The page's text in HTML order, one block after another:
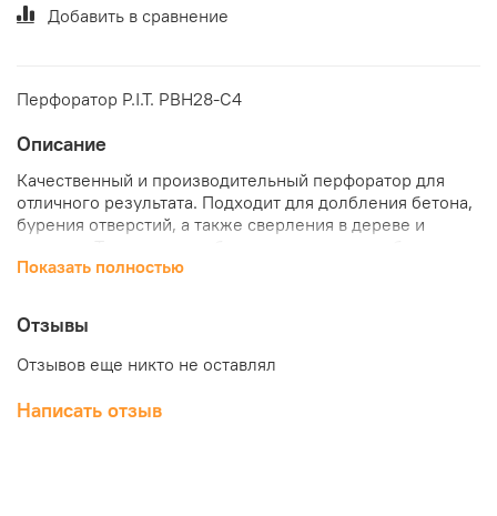
Добавить в сравнение
Перфоратор P.I.T. PBH28-C4
Описание
Качественный и производительный перфоратор для
отличного результата. Подходит для долбления бетона,
бурения отверстий, а также сверления в дереве и
для самых твердых материалов. Высокая мощность и
Преимущества:
3 режима работы: сверление, сверление с ударом,
долбление
Система крепления SDS-plus
Показать полностью
Отзывы
Отзывов еще никто не оставлял
Написать отзыв